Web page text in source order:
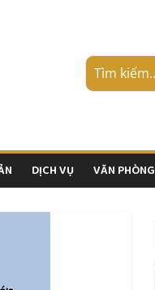
DỊCH VỤ VĂN PHÒNG